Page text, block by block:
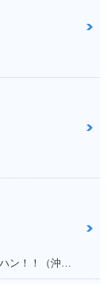
満足ポイント:カッコよくて速い！！個人輸入のセパハン！！（沖縄で他に見たことがない・・）